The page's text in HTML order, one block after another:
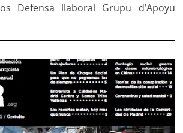
Defensa llaboral Grupu d’Apoyu